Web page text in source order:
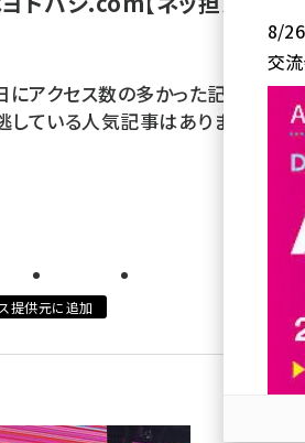
(778)
アクセス数の多かった記事のラ
している人気記事はありません
提供元に追加
8/26
交